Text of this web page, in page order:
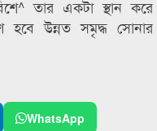
তার একটা স্থান করে
হবে উন্নত সমৃদ্ধ সোনার
WhatsApp